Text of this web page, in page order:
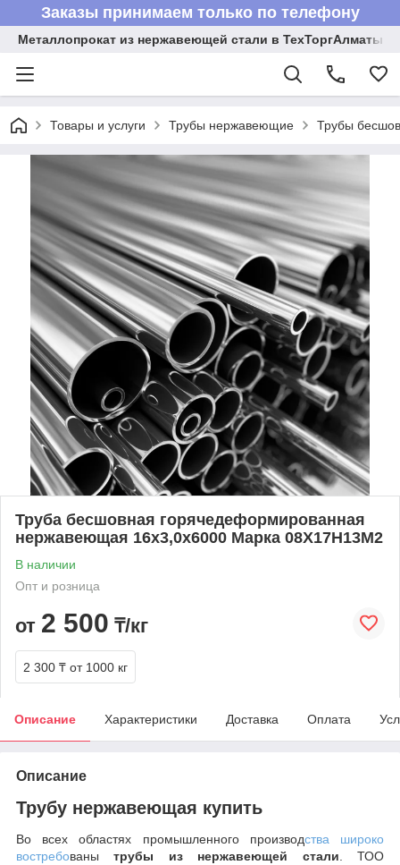
Заказы принимаем только по телефону
Металлопрокат из нержавеющей стали в ТехТоргАлматы
Товары и услуги Трубы нержавеющие Трубы
Труба бесшовная горячедеформированная
нержавеющая 16х3,0х6000 Марка 08Х17Н13М2
В наличии
Опт и розница
от 2 500 ₸/кг
2 300 ₸ от 1000 кг
Описание Характеристики Доставка Оплата
Описание
Трубу нержавеющая купить
Во всех областях промышленного производства широко
востребованытрубы из нержавеющей стали. ТОО